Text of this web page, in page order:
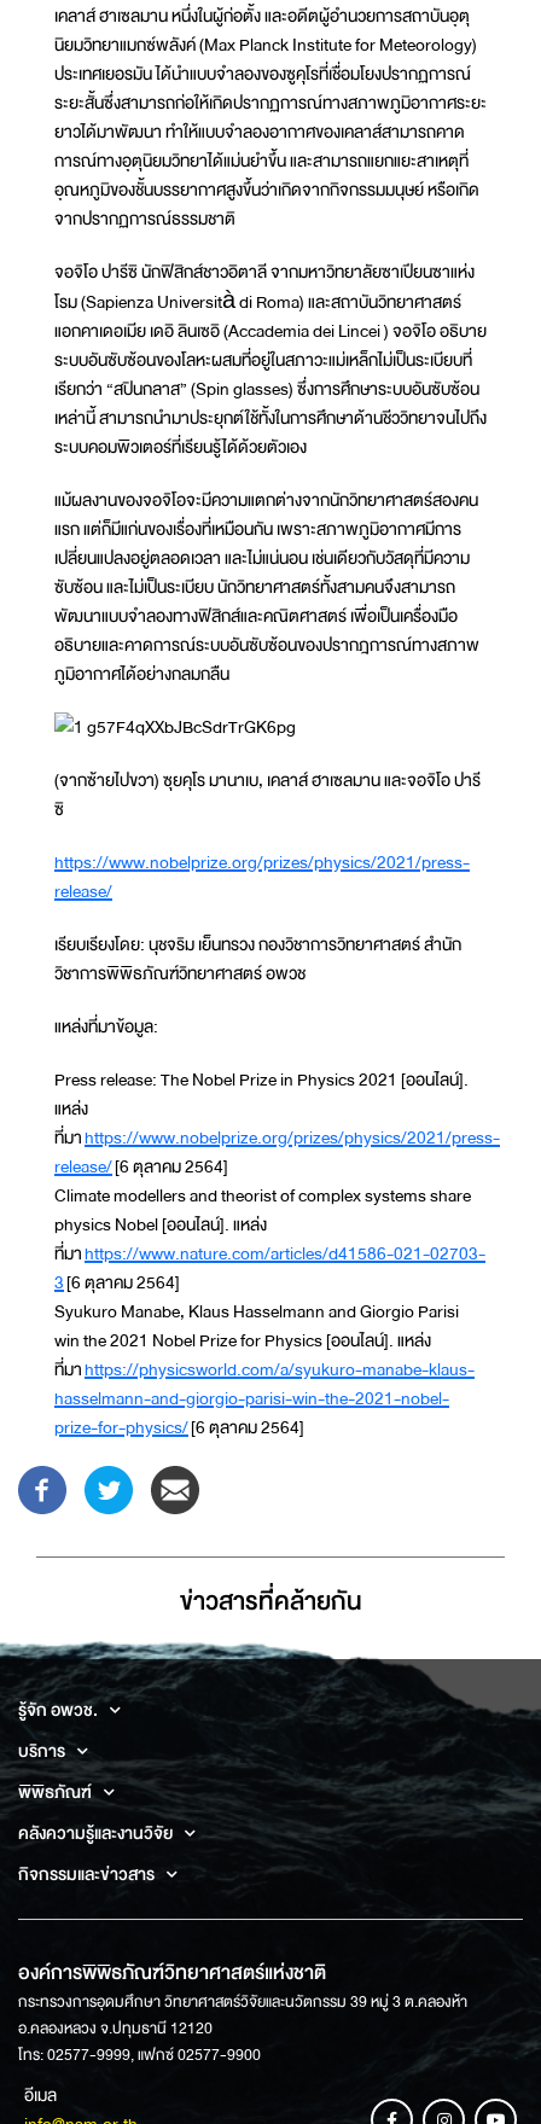
เคลาส์ ฮาเซลมาน หนึ่งในผู้ก่อตั้ง และอดีตผู้อำนวยการสถาบันอุตุ
นิยมวิทยาแมกซ์พลังค์ (Max Planck Institute for Meteorology)
ประเทศเยอรมัน ได้นำแบบจำลองของซูคุโรที่เชื่อมโยงปรากฏการณ์
ระยะสั้นซึ่งสามารถก่อให้เกิดปรากฏการณ์ทางสภาพภูมิอากาศระยะ
ยาวได้มาพัฒนา ทำให้แบบจำลองอากาศของเคลาส์สามารถคาด
การณ์ทางอุตุนิยมวิทยาได้แม่นยำขึ้น และสามารถแยกแยะสาเหตุที่
อุณหภูมิของชั้นบรรยากาศสูงขึ้นว่าเกิดจากกิจกรรมมนุษย์ หรือเกิด
จากปรากฏการณ์ธรรมชาติ
จอจิโอ ปารีซิ นักฟิสิกส์ชาวอิตาลี จากมหาวิทยาลัยซาเปียนซาแห่ง
โรม (Sapienza Università di Roma) และสถาบันวิทยาศาสตร์
แอกคาเดอเมีย เดอิ ลินเซอิ (Accademia dei Lincei ) จอจิโอ อธิบาย
ระบบอันซับซ้อนของโลหะผสมที่อยู่ในสภาวะแม่เหล็กไม่เป็นระเบียบที่
เรียกว่า “สปินกลาส” (Spin glasses) ซึ่งการศึกษาระบบอันซับซ้อน
เหล่านี้ สามารถนำมาประยุกต์ใช้ทั้งในการศึกษาด้านชีววิทยาจนไปถึง
ระบบคอมพิวเตอร์ที่เรียนรู้ได้ด้วยตัวเอง
แม้ผลงานของจอจิโอจะมีความแตกต่างจากนักวิทยาศาสตร์สองคน
แรก แต่ก็มีแก่นของเรื่องที่เหมือนกัน เพราะสภาพภูมิอากาศมีการ
เปลี่ยนแปลงอยู่ตลอดเวลา และไม่แน่นอน เช่นเดียวกับวัสดุที่มีความ
ซับซ้อน และไม่เป็นระเบียบ นักวิทยาศาสตร์ทั้งสามคนจึงสามารถ
พัฒนาแบบจำลองทางฟิสิกส์และคณิตศาสตร์ เพื่อเป็นเครื่องมือ
อธิบายและคาดการณ์ระบบอันซับซ้อนของปรากฎการณ์ทางสภาพ
ภูมิอากาศได้อย่างกลมกลืน
(จากซ้ายไปขวา) ซุยคุโร มานาเบ, เคลาส์ ฮาเซลมาน และจอจิโอ ปารี
ซิ
https://www.nobelprize.org/prizes/physics/2021/press-
release/
เรียบเรียงโดย: นุชจริม เย็นทรวง กองวิชาการวิทยาศาสตร์ สำนัก
วิชาการพิพิธภัณฑ์วิทยาศาสตร์ อพวช
แหล่งที่มาข้อมูล:
Press release: The Nobel Prize in Physics 2021 [ออนไลน์].
แหล่ง
ที่มาhttps://www.nobelprize.org/prizes/physics/2021/press-
release/[6 ตุลาคม 2564]
Climate modellers and theorist of complex systems share
physics Nobel [ออนไลน์]. แหล่ง
ที่มาhttps://www.nature.com/articles/d41586-021-02703-
3[6 ตุลาคม 2564]
Syukuro Manabe, Klaus Hasselmann and Giorgio Parisi
win the 2021 Nobel Prize for Physics [ออนไลน์]. แหล่ง
ที่มาhttps://physicsworld.com/a/syukuro-manabe-klaus-
hasselmann-and-giorgio-parisi-win-the-2021-nobel-
prize-for-physics/[6 ตุลาคม 2564]
ข่าวสารที่่คล้ายกัน
รู้จัก อพวช.
บริการ
พิพิธภัณฑ์
คลังความรู้และงานวิจัย
กิจกรรมและข่าวสาร
องค์การพิพิธภัณฑ์วิทยาศาสตร์แห่งชาติ
กระทรวงการอุดมศึกษา วิทยาศาสตร์วิจัยและนวัตกรรม 39 หมู่ 3 ต.คลองห้า
อ.คลองหลวง จ.ปทุมธานี 12120
โทร: 02577-9999, แฟกซ์ 02577-9900
อีเมล